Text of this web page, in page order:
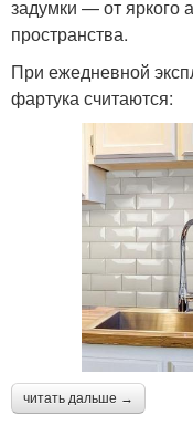
задумки — от яркого
пространства.
При ежедневной
фартука считаются:
читать дальше →